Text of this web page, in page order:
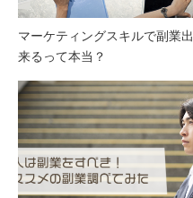
マーケティングスキルで副業出
来るって本当？